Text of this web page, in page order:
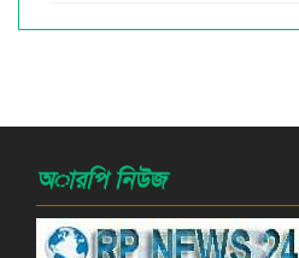
অারপি নিউজ